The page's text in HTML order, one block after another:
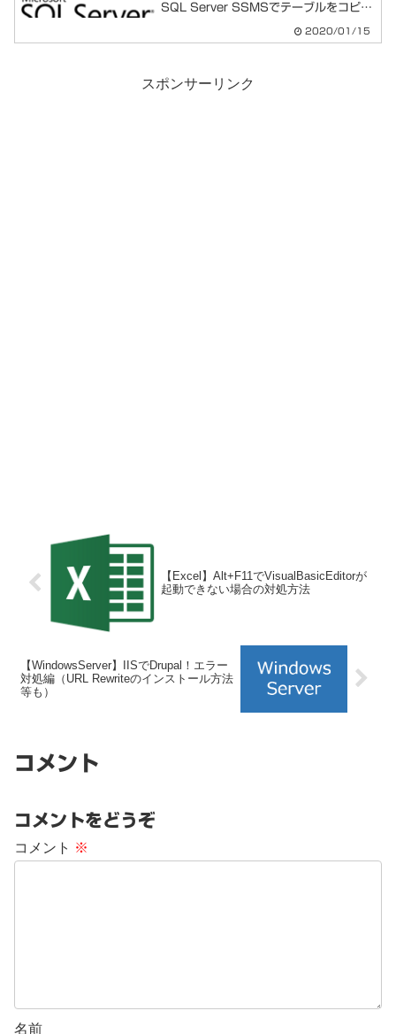
SQL Server SSMSでテーブルをコピー
いクエリ」をクリック③下記コマンドを
2020/01/15
スポンサーリンク
【Excel】Alt+F11でVisualBasicEditorが
起動できない場合の対処方法
【WindowsServer】IISでDrupal！エラー
対処編（URL Rewriteのインストール方法
等も）
コメント
コメントをどうぞ
コメント ※
名前